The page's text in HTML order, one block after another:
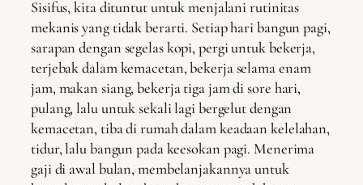
Sisifus, kita dituntut untuk menjalani rutinitas
mekanis yang tidak berarti. Setiap hari bangun pagi,
sarapan dengan segelas kopi, pergi untuk bekerja,
terjebak dalam kemacetan, bekerja selama enam
jam, makan siang, bekerja tiga jam di sore hari,
pulang, lalu untuk sekali lagi bergelut dengan
kemacetan, tiba di rumah dalam keadaan kelelahan,
tidur, lalu bangun pada keesokan pagi. Menerima
gaji di awal bulan, membelanjakannya untuk